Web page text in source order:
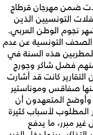
ضمن مهرجان قرطاج
التونسيين الذين
نجوم الوطن العربي.
التونسية عن عدم
هذه السنة في
فضل شاكر وجورج
كانت قد أشارت
صفاقس وموناستير
المتعهدون أن
لأسباب كثيرة
مبرر، ما يدفع